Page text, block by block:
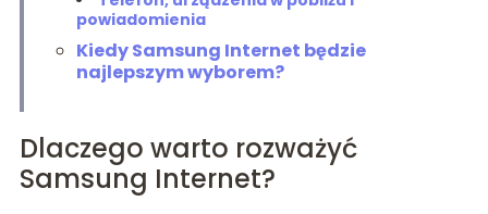
powiadomienia
Kiedy Samsung Internet będzie
najlepszym wyborem?
Dlaczego warto rozważyć
Samsung Internet?